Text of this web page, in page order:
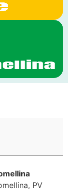
, PV